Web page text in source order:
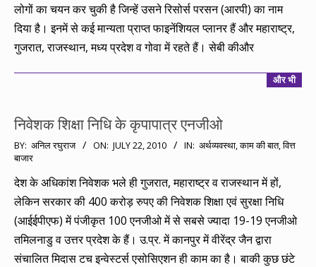
लोगों का चयन कर चुकी है जिन्हें उसने रिसोर्स परसन (आरपी) का नाम
दिया है। इनमें से कई मान्यता प्राप्त फाइनेंशियल प्लानर हैं और महाराष्ट्र,
गुजरात, राजस्थान, मध्य प्रदेश व गोवा में रहते हैं। सेबी कीऔर
और भी
निवेशक शिक्षा निधि के कृपापात्र एनजीओ
2010-
07-
22
BY: अनिल रघुराज ON: JULY 22, 2010 IN: अर्थव्यवस्था,काम की बात,वित्त
बाजार
देश के अधिकांश निवेशक भले ही गुजरात, महाराष्ट्र व राजस्थान में हों,
लेकिन सरकार की 400 करोड़ रुपए की निवेशक शिक्षा एवं सुरक्षा निधि
(आईईपीएफ) में पंजीकृत 100 एनजीओ में से सबसे ज्यादा 19-19 एनजीओ
तमिलनाडु व उत्तर प्रदेश के हैं। उ.प्र. में कानपुर में वीरेंद्र जैन द्वारा
संचालित मिदास टच इन्वेस्टर्स एसोसिएशन ही काम का है। बाकी कुछ छंटे